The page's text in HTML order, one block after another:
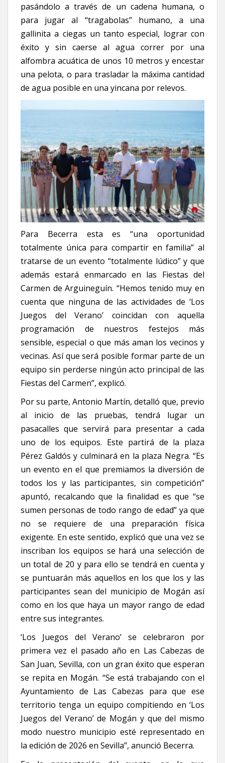
pasándolo a través de un cadena humana, o
para jugar al “tragabolas” humano, a una
gallinita a ciegas un tanto especial, lograr con
éxito y sin caerse al agua correr por una
alfombra acuática de unos 10 metros y encestar
una pelota, o para trasladar la máxima cantidad
de agua posible en una yincana por relevos.
Para Becerra esta es “una oportunidad
totalmente única para compartir en familia” al
tratarse de un evento “totalmente lúdico” y que
además estará enmarcado en las Fiestas del
Carmen de Arguineguín. “Hemos tenido muy en
cuenta que ninguna de las actividades de ‘Los
Juegos del Verano’ coincidan con aquella
programación de nuestros festejos más
sensible, especial o que más aman los vecinos y
vecinas. Así que será posible formar parte de un
equipo sin perderse ningún acto principal de las
Fiestas del Carmen”, explicó.
Por su parte, Antonio Martín, detalló que, previo
al inicio de las pruebas, tendrá lugar un
pasacalles que servirá para presentar a cada
uno de los equipos. Este partirá de la plaza
Pérez Galdós y culminará en la plaza Negra. “Es
un evento en el que premiamos la diversión de
todos los y las participantes, sin competición”
apuntó, recalcando que la finalidad es que “se
sumen personas de todo rango de edad” ya que
no se requiere de una preparación física
exigente. En este sentido, explicó que una vez se
inscriban los equipos se hará una selección de
un total de 20 y para ello se tendrá en cuenta y
se puntuarán más aquellos en los que los y las
participantes sean del municipio de Mogán así
como en los que haya un mayor rango de edad
entre sus integrantes.
‘Los Juegos del Verano’ se celebraron por
primera vez el pasado año en Las Cabezas de
San Juan, Sevilla, con un gran éxito que esperan
se repita en Mogán. “Se está trabajando con el
Ayuntamiento de Las Cabezas para que ese
territorio tenga un equipo compitiendo en ‘Los
Juegos del Verano’ de Mogán y que del mismo
modo nuestro municipio esté representado en
la edición de 2026 en Sevilla”, anunció Becerra.